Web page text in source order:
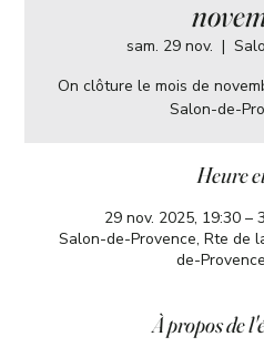
sam. 29 nov.
  |
On clôture le mois de
Salon-de-
Heure
29 nov. 2025, 19:30 –
Salon-de-Provence, Rte de
de-
À propos de